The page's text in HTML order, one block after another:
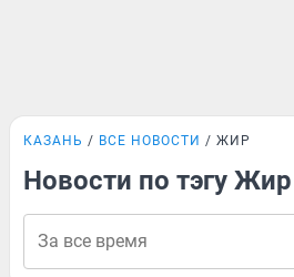
КАЗАНЬ ВСЕ НОВОСТИ ЖИР
Новости по тэгу Жир